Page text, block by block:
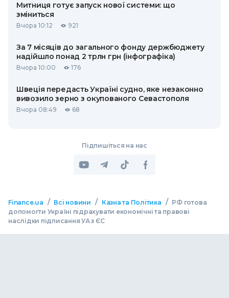
Митниця готує запуск нової системи: що
зміниться
Вчора 10:12 921
За 7 місяців до загального фонду держбюджету
надійшло понад 2 трлн грн (інфографіка)
Вчора 10:00 176
Швеція передасть Україні судно, яке незаконно
вивозило зерно з окупованого Севастополя
Вчора 08:49 68
Підпишіться на нас
Finance.ua / Всі новини / Казна та Політика / РФ готова
допомогти Україні підрахувати економічні та правові
наслідки підписання УА з ЄС